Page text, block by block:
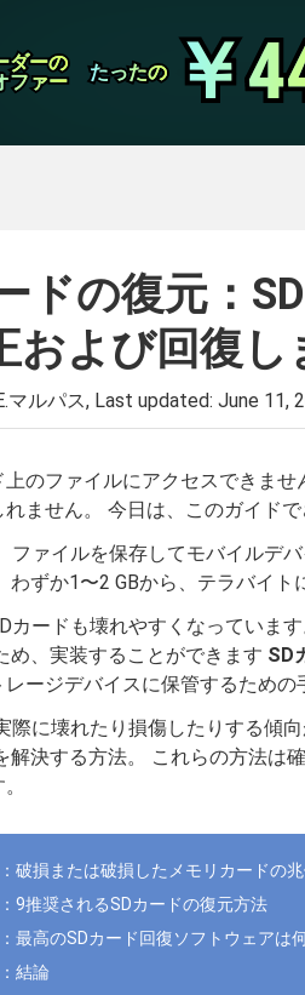
ダーの
ダーの
ファー
ファー たったの
たったの￥
￥
ドの復元：
および回復し
マルパス, Last updated: June 11,
上のファイルにアクセスできま
ません。 今日は、このガイド
ファイルを保存してモバイルデ
わずか1〜2 GBから、テラバイト
カードも壊れやすくなっていま
め、実装することができます SD
ージデバイスに保管するための
際に壊れたり損傷したりする傾
解決する方法。 これらの方法は
破損または破損したメモリカードの
9推奨されるSDカードの復元方法
最高のSDカード回復ソフトウェアは
結論